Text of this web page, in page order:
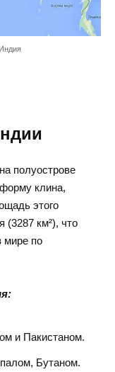
полуострове
клина,
этого
(3287 км²), что
мире по
и Пакистаном.
Бутаном.